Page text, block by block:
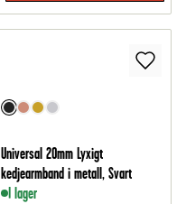
Universal 20mm Lyxigt
kedjearmband i metall, Svart
I lager